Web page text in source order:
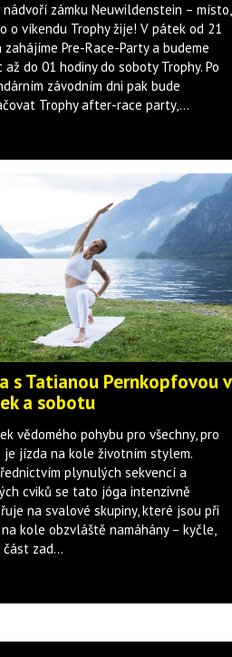
nádvoří zámku Neuwildenstein – místo,
o víkendu Trophy žije! V pátek od 21
zahájíme Pre-Race-Party a budeme
do 01 hodiny do soboty Trophy. Po
závodním dni pak bude
Trophy after-race party,...
s Tatianou Pernkopfovou v
a sobotu
vědomého pohybu pro všechny, pro
je jízda na kole životním stylem.
plynulých sekvencí a
cviků se tato jóga intenzivně
na svalové skupiny, které jsou při
kole obzvláště namáhány – kyčle,
zad...